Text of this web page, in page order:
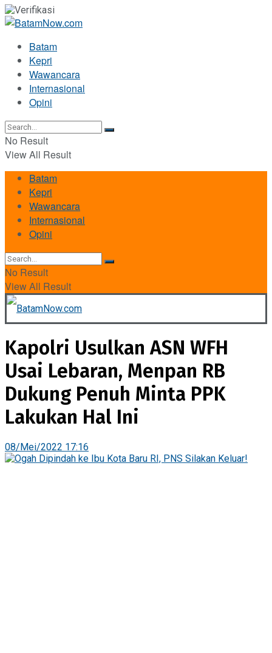
Batam
Kepri
Wawancara
Internasional
Opini
No Result
View All Result
Batam
Kepri
Wawancara
Internasional
Opini
No Result
View All Result
Kapolri Usulkan ASN WFH
Usai Lebaran, Menpan RB
Dukung Penuh Minta PPK
Lakukan Hal Ini
08/Mei/2022 17:16